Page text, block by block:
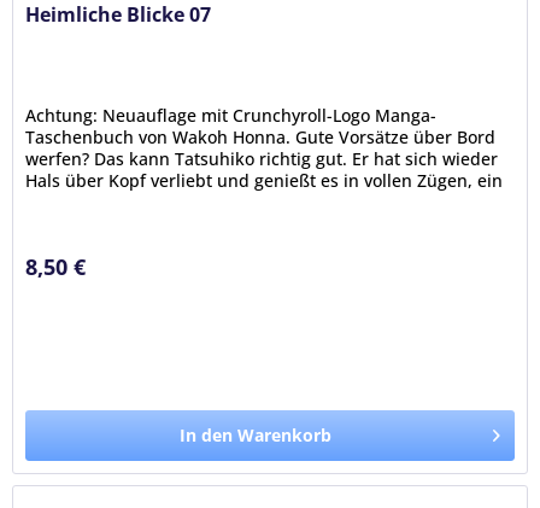
Heimliche Blicke 07
Achtung: Neuauflage mit Crunchyroll-Logo Manga-
Taschenbuch von Wakoh Honna. Gute Vorsätze über Bord
werfen? Das kann Tatsuhiko richtig gut. Er hat sich wieder
Hals über Kopf verliebt und genießt es in vollen Zügen, ein
8,50 €
In den Warenkorb